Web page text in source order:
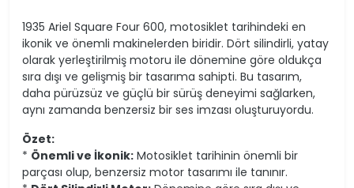
1935 Ariel Square Four 600, motosiklet tarihindeki en
ikonik ve önemli makinelerden biridir. Dört silindirli, yatay
olarak yerleştirilmiş motoru ile dönemine göre oldukça
sıra dışı ve gelişmiş bir tasarıma sahipti. Bu tasarım,
daha pürüzsüz ve güçlü bir sürüş deneyimi sağlarken,
aynı zamanda benzersiz bir ses imzası oluşturuyordu.
Özet:
* Önemli ve İkonik: Motosiklet tarihinin önemli bir
parçası olup, benzersiz motor tasarımı ile tanınır.